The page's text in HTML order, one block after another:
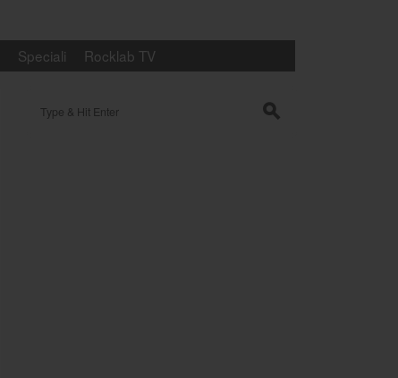
Speciali Rocklab TV
s